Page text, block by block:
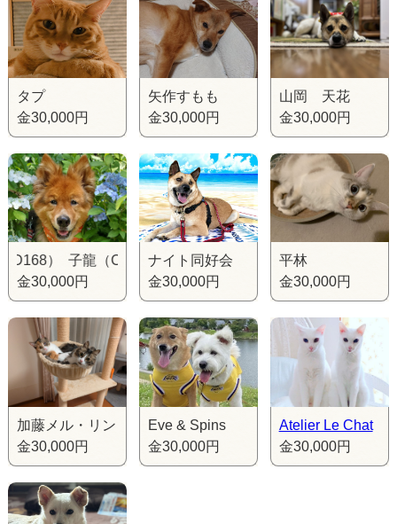
タプ
金30,000円
矢作すもも
金30,000円
山岡 天花
金30,000円
） 子龍（CD168） 子龍（CD168）
金30,000円
ナイト同好会
金30,000円
平林
金30,000円
加藤メル・リン
金30,000円
Eve & Spins
金30,000円
Atelier Le Chat
金30,000円